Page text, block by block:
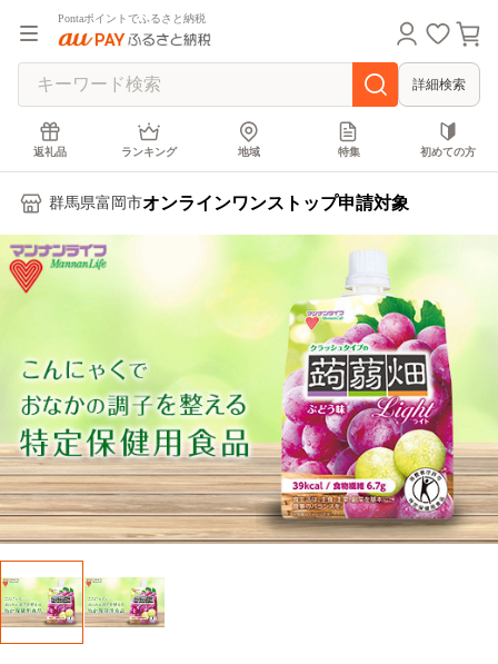
Pontaポイントでふるさと納税
詳細検索
返礼品 ランキング 地域 特集 初めての方
群馬県富岡市オンラインワンストップ申請対象